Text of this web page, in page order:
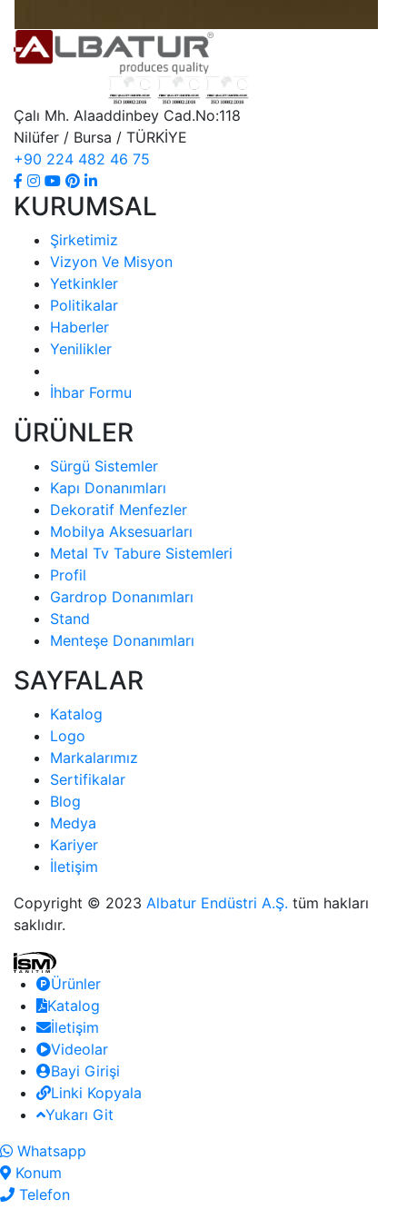
Çalı Mh. Alaaddinbey Cad.No:118
Nilüfer / Bursa / TÜRKİYE
+90 224 482 46 75
KURUMSAL
Şirketimiz
Vizyon Ve Misyon
Yetkinkler
Politikalar
Haberler
Yenilikler
İhbar Formu
ÜRÜNLER
Sürgü Sistemler
Kapı Donanımları
Dekoratif Menfezler
Mobilya Aksesuarları
Metal Tv Tabure Sistemleri
Profil
Gardrop Donanımları
Stand
Menteşe Donanımları
SAYFALAR
Katalog
Logo
Markalarımız
Sertifikalar
Blog
Medya
Kariyer
İletişim
Copyright © 2023 Albatur Endüstri A.Ş. tüm hakları
saklıdır.
Ürünler
Katalog
İletişim
Videolar
Bayi Girişi
Linki Kopyala
Yukarı Git
Whatsapp
Konum
Telefon